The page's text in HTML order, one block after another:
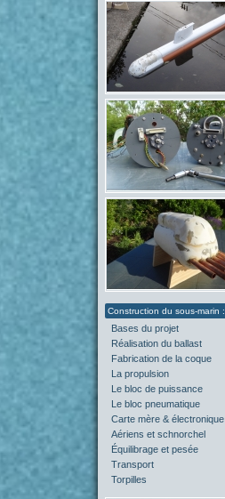
Bases du projet
Réalisation du ballast
Fabrication de la coque
La propulsion
Le bloc de puissance
Le bloc pneumatique
Carte mère & électronique
Aériens et schnorchel
Équilibrage et pesée
Transport
Torpilles